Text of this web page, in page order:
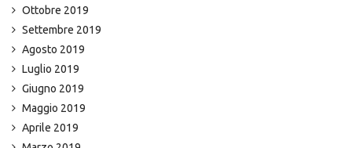
Ottobre 2019
Settembre 2019
Agosto 2019
Luglio 2019
Giugno 2019
Maggio 2019
Aprile 2019